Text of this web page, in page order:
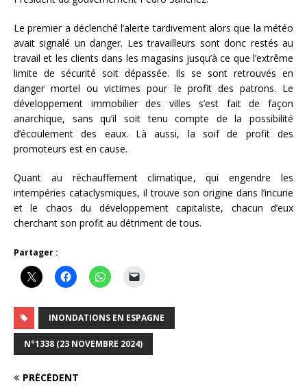
Le premier a déclenché l’alerte tardivement alors que la météo
avait signalé un danger. Les travailleurs sont donc restés au
travail et les clients dans les magasins jusqu’à ce que l’extrême
limite de sécurité soit dépassée. Ils se sont retrouvés en
danger mortel ou victimes pour le profit des patrons. Le
développement immobilier des villes s’est fait de façon
anarchique, sans qu’il soit tenu compte de la possibilité
d’écoulement des eaux. Là aussi, la soif de profit des
promoteurs est en cause.
Quant au réchauffement climatique, qui engendre les
intempéries cataclysmiques, il trouve son origine dans l’incurie
et le chaos du développement capitaliste, chacun d’eux
cherchant son profit au détriment de tous.
Partager :
INONDATIONS EN ESPAGNE
N°1338 (23 NOVEMBRE 2024)
PRÉCÉDENT